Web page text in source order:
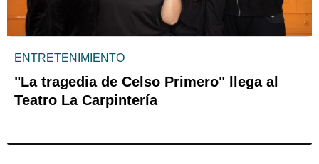
ENTRETENIMIENTO
"La tragedia de Celso Primero" llega al
Teatro La Carpintería